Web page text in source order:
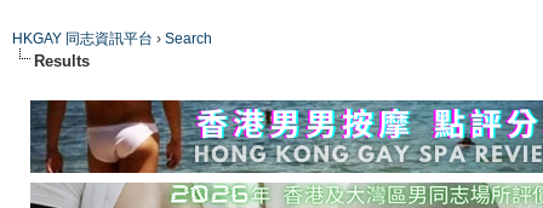
HKGAY 同志資訊平台 › Search
Results